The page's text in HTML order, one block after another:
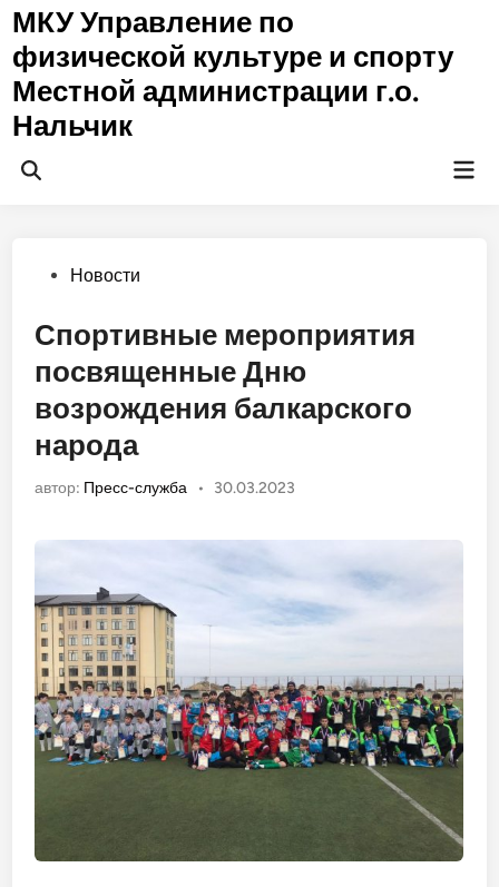
Перейти
содержимому
МКУ Управление по
физической культуре и спорту
Местной администрации г.о.
Нальчик
Открыть
Опубликовано
Новости
Спортивные мероприятия
посвященные Дню
возрождения балкарского
народа
автор: Пресс-служба • 30.03.2023